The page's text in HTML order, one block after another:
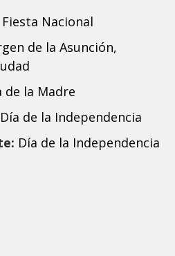
Fiesta Nacional
de la Asunción,
de la Madre
Día de la Independencia
Día de la Independencia